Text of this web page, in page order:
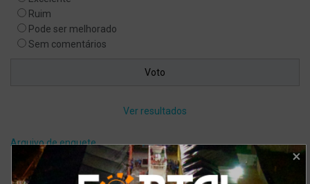
Ruim
Pode ser melhorado
Sem comentários
Ver resultados
Arquivo de enquete